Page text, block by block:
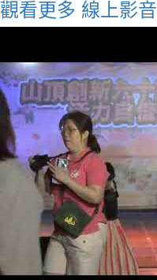
觀看更多 線上影音